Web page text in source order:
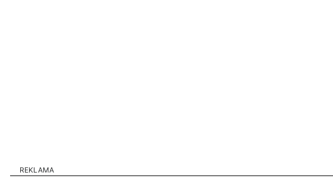
REKLAMA